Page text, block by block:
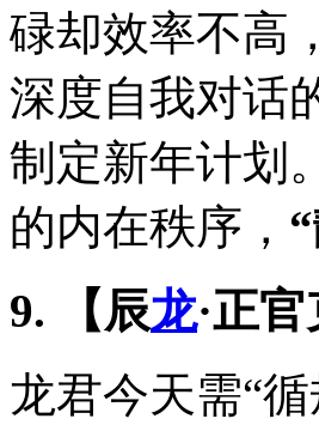
碌却效率不高
深度自我对话
制定新年计划
的内在秩序，
9. 【辰龙·正
龙君今天需“